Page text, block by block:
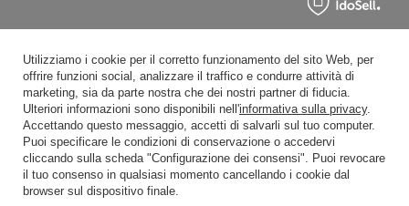
Utilizziamo i cookie per il corretto funzionamento del sito Web, per
offrire funzioni social, analizzare il traffico e condurre attività di
marketing, sia da parte nostra che dei nostri partner di fiducia.
Ulteriori informazioni sono disponibili nell'informativa sulla privacy.
Accettando questo messaggio, accetti di salvarli sul tuo computer.
Puoi specificare le condizioni di conservazione o accedervi
cliccando sulla scheda "Configurazione dei consensi". Puoi revocare
il tuo consenso in qualsiasi momento cancellando i cookie dal
browser sul dispositivo finale.